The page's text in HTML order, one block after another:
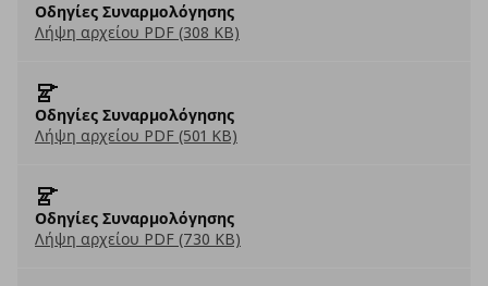
Οδηγίες Συναρμολόγησης
Λήψη αρχείου PDF (308 KB)
Οδηγίες Συναρμολόγησης
Λήψη αρχείου PDF (501 KB)
Οδηγίες Συναρμολόγησης
Λήψη αρχείου PDF (730 KB)